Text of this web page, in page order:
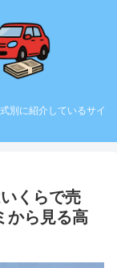
別に紹介しているサイ
くらで売
から見る高